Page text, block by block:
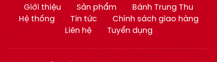
Giới thiệu Sản phẩm
Bánh Trung Thu
Hệ thống
Tin tức
Chính sách giao hàng
Liên hệ
Tuyển dụng